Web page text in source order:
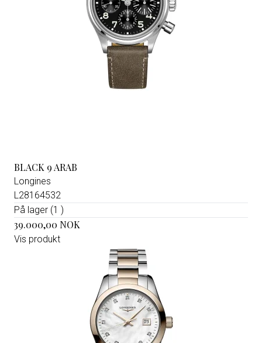
BLACK 9 ARAB
Longines
L28164532
På lager (1 )
39.000,00 NOK
Vis produkt